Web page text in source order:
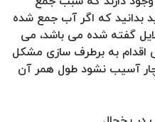
بدانید که اگر آب جمع شده
گفته شده می باشد، می
اقدام به برطرف سازی مشکل
آسیب نشود طول همر آن